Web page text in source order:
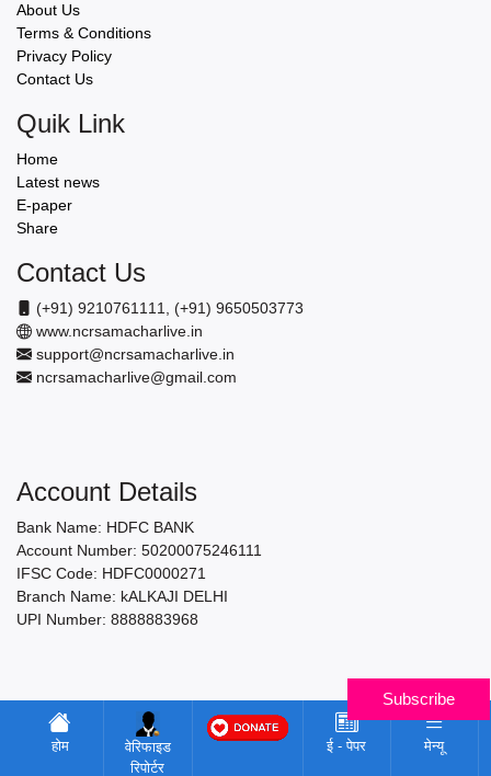
About Us
Terms & Conditions
Privacy Policy
Contact Us
Quik Link
Home
Latest news
E-paper
Share
Contact Us
(+91) 9210761111, (+91) 9650503773
www.ncrsamacharlive.in
support@ncrsamacharlive.in
ncrsamacharlive@gmail.com
Account Details
Bank Name: HDFC BANK
Account Number: 50200075246111
IFSC Code: HDFC0000271
Branch Name: kALKAJI DELHI
UPI Number: 8888883968
Subscribe
होम
वेरिफाइड
रिपोर्टर
ई - पेपर मेन्यू